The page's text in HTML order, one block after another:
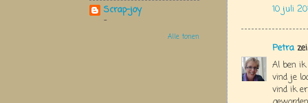
10 juli
Petra zei
Al ben
vind je
vind ik
Scrap-joy
-
Alle tonen